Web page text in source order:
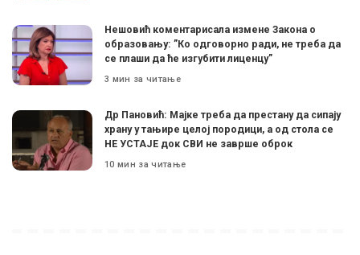
Нешовић коментарисала измене Закона о
образовању: ”Ко одговорно ради, не треба да
се плаши да ће изгубити лиценцу”
3 мин за читање
Др Пановић: Мајке треба да престану да сипају
храну у тањире целој породици, а од стола се
НЕ УСТАЈЕ док СВИ не заврше оброк
10 мин за читање